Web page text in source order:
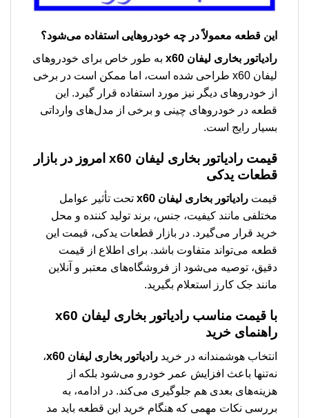
این قطعه معمولاً در چه خودروهایی استفاده می‌شود؟
رادیاتور بخاری لیفان x60
به طور خاص برای خودروهای
لیفان x60 طراحی شده است، اما ممکن است در برخی
از خودروهای دیگر نیز مورد استفاده قرار گیرد. این
قطعه در خودروهای چینی و برخی از مدل‌های وارداتی
بسیار رایج است.
قیمت رادیاتور بخاری لیفان x60
امروز در بازار
قطعات یدکی
قیمت رادیاتور بخاری لیفان x60
تحت تأثیر عوامل
مختلفی مانند کیفیت، جنس، برند تولید کننده و محل
خرید قرار می‌گیرد. در بازار قطعات یدکی، قیمت این
قطعه می‌تواند متفاوت باشد. برای اطلاع از قیمت
دقیق، توصیه می‌شود از فروشگاه‌های معتبر و آنلاین
مانند جک کارز استعلام بگیرید.
با قیمت مناسب رادیاتور بخاری لیفان x60
راهنمای خرید
انتخاب هوشمندانه در خرید رادیاتور بخاری لیفان x60
،
نه‌تنها باعث افزایش عمر خودرو می‌شود بلکه از
هزینه‌های بعدی هم جلوگیری می‌کند. در ادامه، به
بررسی نکات مهمی که هنگام خرید این قطعه باید مد